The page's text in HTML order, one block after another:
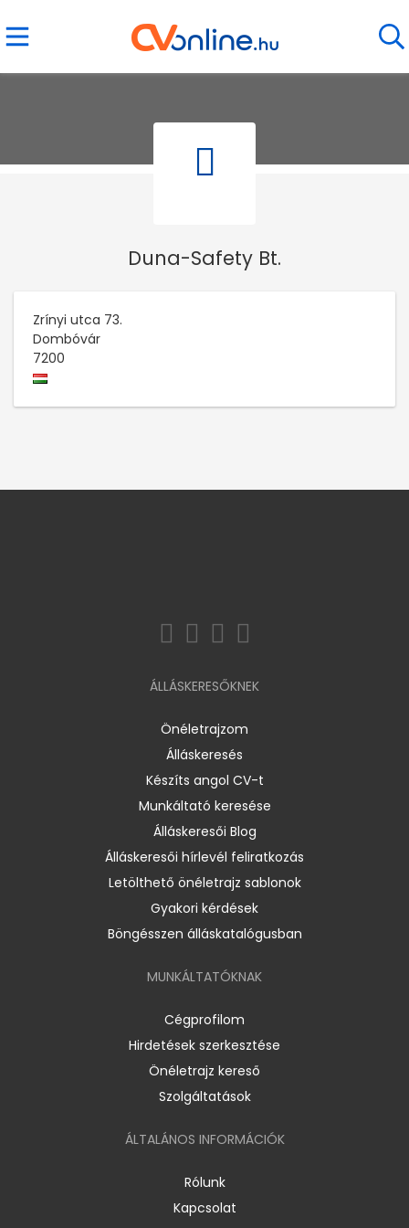
Duna-Safety Bt.
Zrínyi utca 73.
Dombóvár
7200
ÁLLÁSKERESŐKNEK
Önéletrajzom
Álláskeresés
Készíts angol CV-t
Munkáltató keresése
Álláskeresői Blog
Álláskeresői hírlevél feliratkozás
Letölthető önéletrajz sablonok
Gyakori kérdések
Böngésszen álláskatalógusban
MUNKÁLTATÓKNAK
Cégprofilom
Hirdetések szerkesztése
Önéletrajz kereső
Szolgáltatások
ÁLTALÁNOS INFORMÁCIÓK
Rólunk
Kapcsolat